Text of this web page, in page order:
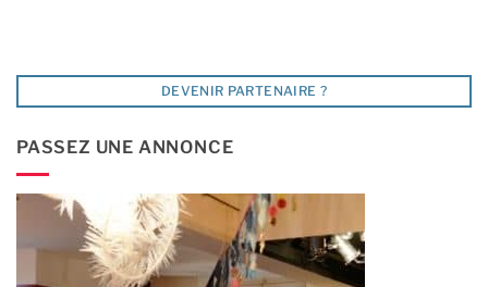
DEVENIR PARTENAIRE ?
PASSEZ UNE ANNONCE